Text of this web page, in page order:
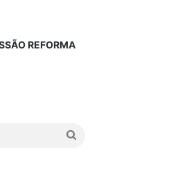
REFORMA